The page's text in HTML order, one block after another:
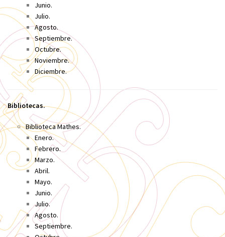
Junio.
Julio.
Agosto.
Septiembre.
Octubre.
Noviembre.
Diciembre.
Bibliotecas.
Biblioteca Mathes.
Enero.
Febrero.
Marzo.
Abril.
Mayo.
Junio.
Julio.
Agosto.
Septiembre.